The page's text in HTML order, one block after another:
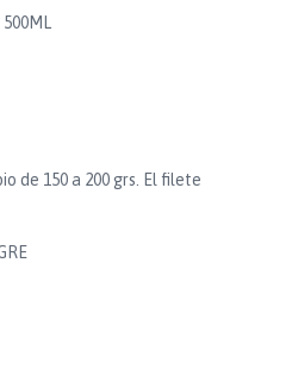
500ML
de 150 a 200 grs. El filete